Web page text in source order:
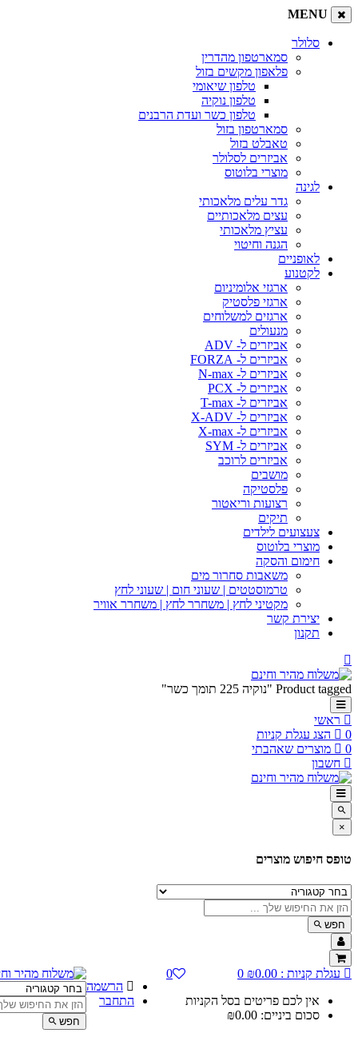
MENU
סלולר
סמארטפון מהדרין
פלאפון מקשים בזול
טלפון שיאומי
טלפון נוקיה
טלפון כשר ועדת הרבנים
סמארטפון בזול
טאבלט בזול
אביזרים לסלולר
מוצרי בלוטוס
לגינה
גדר עלים מלאכותי
עצים מלאכותיים
עציץ מלאכותי
הגנה וחיטוי
לאופניים
לקטנוע
ארגזי אלומיניום
ארגזי פלסטיק
ארגזים למשלוחים
מנעולים
אביזרים ל- ADV
אביזרים ל- FORZA
אביזרים ל- N-max
אביזרים ל- PCX
אביזרים ל- T-max
אביזרים ל- X-ADV
אביזרים ל- X-max
אביזרים ל- SYM
אביזרים לרוכב
מושבים
פלסטיקה
רצועות וריאטור
תיקים
צעצועים לילדים
מוצרי בלוטוס
חימום והסקה
משאבות סחרור מים
טרמוסטטים | שעוני חום | שעוני לחץ
מקטיני לחץ | משחרר לחץ | משחרר אוויר
יצירת קשר
תקנון
Product tagged "נוקיה 225 תומך כשר"
ראשי
0
הצג עגלת קניות
0
מוצרים שאהבתי
חשבון
×
טופס חיפוש מוצרים
חפש
עגלת קניות : ₪0.00
0
אין לכם פריטים בסל הקניות
סכום ביניים:
₪0.00
0
הרשמה
התחבר
חפש